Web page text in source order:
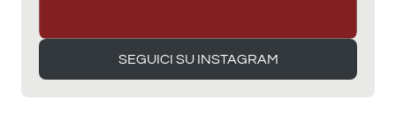
SEGUICI SU INSTAGRAM
SEGUICI SU INSTAGRAM